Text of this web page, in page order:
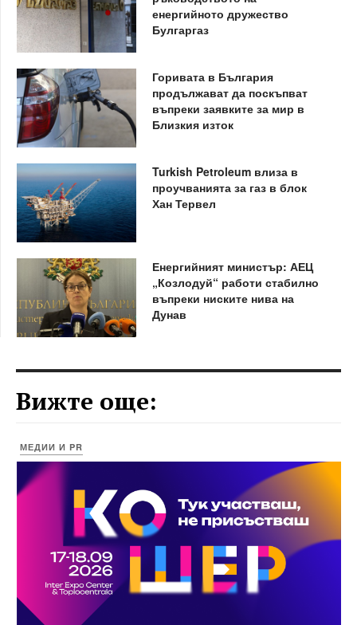
енергийното дружество
Булгаргаз
Горивата в България
продължават да поскъпват
въпреки заявките за мир в
Близкия изток
Turkish Petroleum влиза в
проучванията за газ в блок
Хан Тервел
Енергийният министър: АЕЦ
„Козлодуй“ работи стабилно
въпреки ниските нива на
Дунав
Вижте още:
МЕДИИ И PR